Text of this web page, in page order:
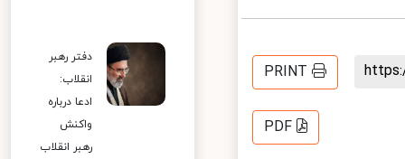
PRINT
PDF
دفتر رهبر
انقلاب:
ادعا درباره
واکنش
رهبر انقلاب